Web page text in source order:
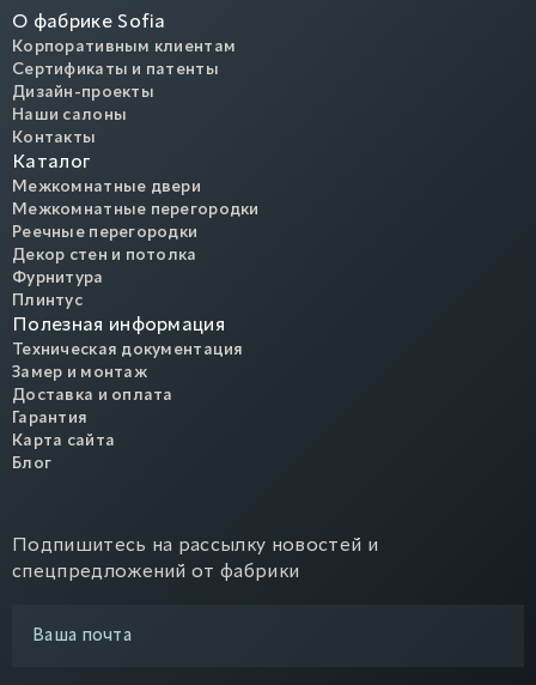
О фабрике Sofia
Корпоративным клиентам
Сертификаты и патенты
Дизайн-проекты
Наши салоны
Контакты
Каталог
Межкомнатные двери
Межкомнатные перегородки
Реечные перегородки
Декор стен и потолка
Фурнитура
Плинтус
Полезная информация
Техническая документация
Замер и монтаж
Доставка и оплата
Гарантия
Карта сайта
Блог
Подпишитесь на рассылку новостей и
спецпредложений от фабрики